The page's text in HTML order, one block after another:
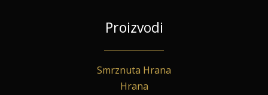
Proizvodi
Smrznuta Hrana
Hrana